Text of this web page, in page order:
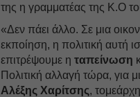
της η γραμματέας της Κ.Ο
«Δεν πάει άλλο. Σε μια
εκποίηση, η πολιτική αυτή
επιτρέψουμε ηταπείνωση
Πολιτική αλλαγή τώρα, για
Αλέξης Χαρίτσης,